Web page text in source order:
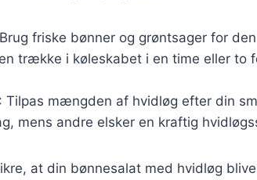
friske bønner og grøntsager for
trække i køleskabet i en time eller to
: Tilpas mængden af hvidløg efter din
mens andre elsker en kraftig
at din bønnesalat med hvidløg